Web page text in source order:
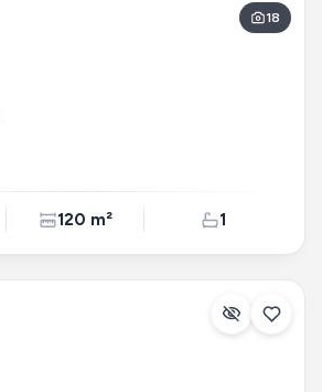
18
120 m² 1